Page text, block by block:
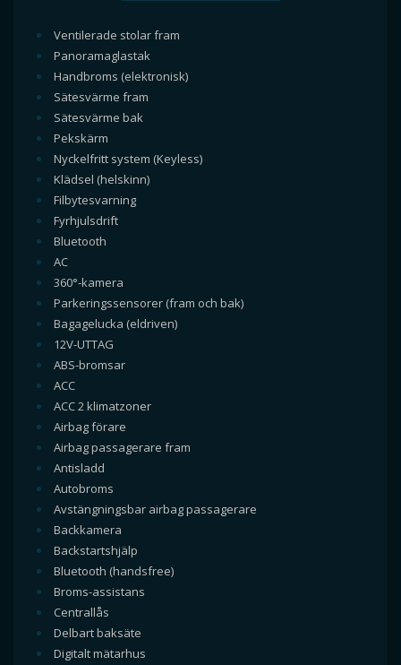
Ventilerade stolar fram
Panoramaglastak
Handbroms (elektronisk)
Sätesvärme fram
Sätesvärme bak
Pekskärm
Nyckelfritt system (Keyless)
Klädsel (helskinn)
Filbytesvarning
Fyrhjulsdrift
Bluetooth
AC
360°-kamera
Parkeringssensorer (fram och bak)
Bagagelucka (eldriven)
12V-UTTAG
ABS-bromsar
ACC
ACC 2 klimatzoner
Airbag förare
Airbag passagerare fram
Antisladd
Autobroms
Avstängningsbar airbag passagerare
Backkamera
Backstartshjälp
Bluetooth (handsfree)
Broms-assistans
Centrallås
Delbart baksäte
Digitalt mätarhus